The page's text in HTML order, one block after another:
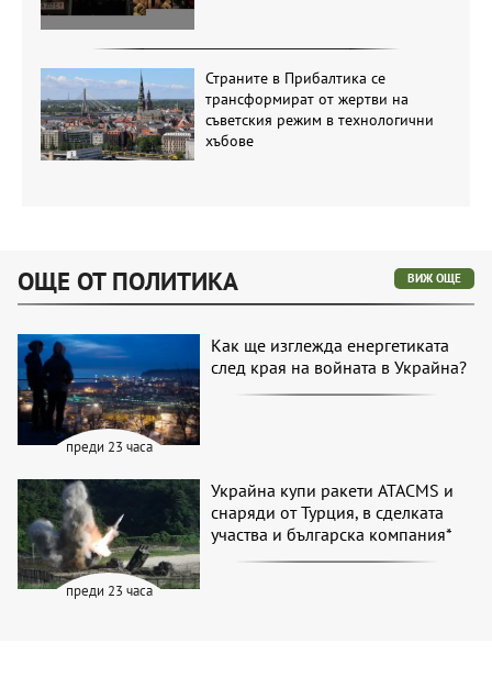
Страните в Прибалтика се
трансформират от жертви на
съветския режим в технологични
хъбове
ОЩЕ ОТ ПОЛИТИКА ВИЖ ОЩЕ
преди 23 часа
Как ще изглежда енергетиката
след края на войната в Украйна?
преди 23 часа
Украйна купи ракети ATACMS и
снаряди от Турция, в сделката
участва и българска компания*